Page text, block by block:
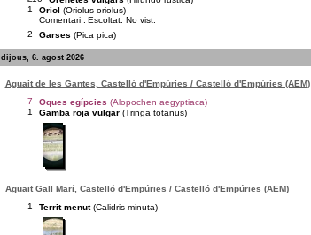
1
Oriol (Oriolus oriolus)
Comentari : Escoltat. No vist.
2
Garses (Pica pica)
dijous, 6. agost 2026
Aguait de les Gantes, Castelló d'Empúries / Castelló d'Empúries (AEM)
7
Oques egípcies (Alopochen aegyptiaca)
1
Gamba roja vulgar (Tringa totanus)
Aguait Gall Marí, Castelló d'Empúries / Castelló d'Empúries (AEM)
1
Territ menut (Calidris minuta)